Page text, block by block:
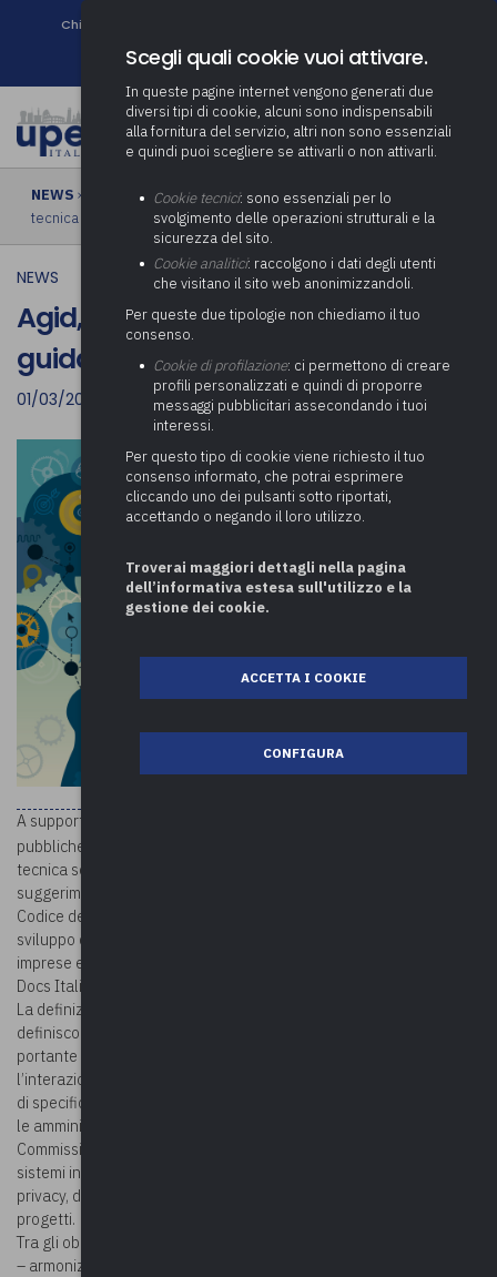
Chi siamo
Newsletter
NEWS › Agid, in consultazione le Linee guida sull’interoperabilità
tecnica
NEWS
Agid, in consultazione le Linee
guida sull’interoperabilità tecnica
01/03/2021
A supporto della strategia di interoperabilità e cooperazione tra le
pubbliche amministrazioni, le
tecnica sono disponibili fino al 31 marzo 2021 per commenti e
suggerimenti. Le Linee guida, redatte ai sensi dell’art. 71 del
Codice dell’Amministrazione Digitale (CAD), sono volte a favorire lo
sviluppo di soluzioni applicative innovative orientate a cittadini,
imprese e alle amministrazioni e sono pubblicate sulla piattaforma
Docs Italia.
La definizione del Modello di interoperabilità, di cui le Linee Guida
definiscono le tecnologie e le loro modalità di utilizzo, è un asse
portante dell’intero Sistema informativo pubblico: assicura infatti
l’interazione e lo scambio di informazioni tra le PA senza necessità
di specifiche integrazioni, garantendo la piena collaborazione tra
le amministrazioni pubbliche e i soggetti privati. La stessa
Commissione Europea ha raccomandato che, nello sviluppo dei
sistemi informativi, l’interoperabilità, insieme alla sicurezza e alla
privacy, debbano essere considerati come parte integrante dei
progetti.
Tra gli obiettivi del Modello:
– armonizzare le scelte architetturali delle PA e individuare le
Scegli quali cookie vuoi attivare.
In queste pagine internet vengono generati due
diversi tipi di cookie, alcuni sono indispensabili
alla fornitura del servizio, altri non sono essenziali
e quindi puoi scegliere se attivarli o non attivarli.
Cookie tecnici: sono essenziali per lo
svolgimento delle operazioni strutturali e la
sicurezza del sito.
Cookie analitici: raccolgono i dati degli utenti
che visitano il sito web anonimizzandoli.
Per queste due tipologie non chiediamo il tuo
consenso.
Cookie di profilazione: ci permettono di creare
profili personalizzati e quindi di proporre
messaggi pubblicitari assecondando i tuoi
interessi.
Per questo tipo di cookie viene richiesto il tuo
consenso informato, che potrai esprimere
cliccando uno dei pulsanti sotto riportati,
accettando o negando il loro utilizzo.
Troverai maggiori dettagli nella pagina
dell’informativa estesa sull'utilizzo e la
gestione dei cookie.
ACCETTA I COOKIE
CONFIGURA